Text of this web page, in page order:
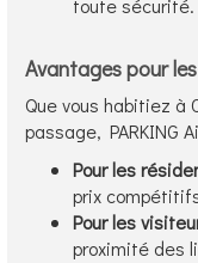
toute sécurité.
Avantages pour
Que vous habitiez à
passage, PARKING
Pour les
prix
Pour les
proximité des